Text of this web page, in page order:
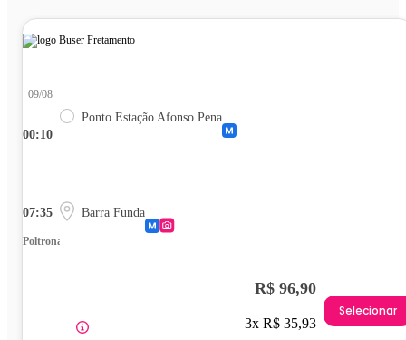
00:10
09/08
Ponto Estação Afonso Pena
07:35 Barra Funda
Poltrona
R$ 96,90
3x R$ 35,93
Selecionar